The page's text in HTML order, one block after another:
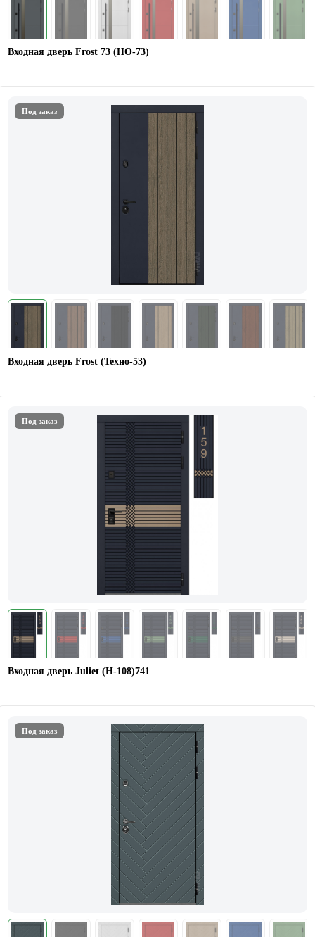
Входная дверь Frost 73 (НО-73)
Под заказ
Входная дверь Frost (Техно-53)
Под заказ
Входная дверь Juliet (Н-108)741
Под заказ